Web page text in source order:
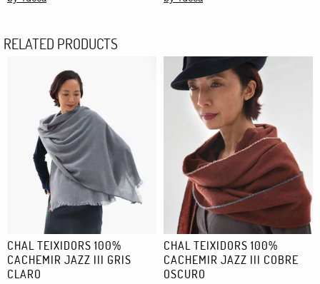
RELATED PRODUCTS
CHAL TEIXIDORS 100%
CACHEMIR JAZZ III GRIS
CLARO
CHAL TEIXIDORS 100%
CACHEMIR JAZZ III COBRE
OSCURO